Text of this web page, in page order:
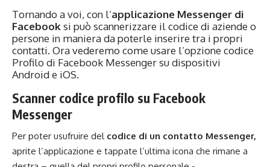
Tornando a voi, con l’applicazione Messenger di
Facebooksi può scannerizzare il codice di aziende o
persone in maniera da poterle inserire tra i propri
contatti. Ora vederemo come usare l’opzione codice
Profilo di Facebook Messenger su dispositivi
Android e iOS.
Scanner codice profilo su Facebook
Messenger
Per poter usufruire delcodice di un contatto Messenger,
aprite l’applicazione e tappate l’ultima icona che rimane a